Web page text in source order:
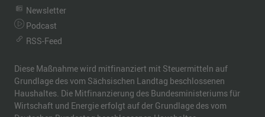
Newsletter
Podcast
RSS-Feed
Diese Maßnahme wird mitfinanziert mit Steuermitteln auf
Grundlage des vom Sächsischen Landtag beschlossenen
Haushaltes. Die Mitfinanzierung des Bundesministeriums für
Wirtschaft und Energie erfolgt auf der Grundlage des vom